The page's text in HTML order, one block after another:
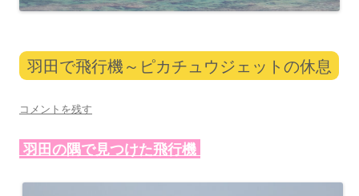
羽田で飛行機～ピカチュウジェットの休息
コメントを残す
羽田の隅で見つけた飛行機